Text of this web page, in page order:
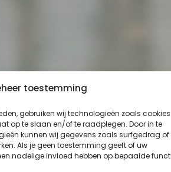
toestemming
gebruiken wij technologieën zoals cookies
op te slaan en/of te raadplegen. Door in te
kunnen wij gegevens zoals surfgedrag of
Als je geen toestemming geeft of uw
nadelige invloed hebben op bepaalde